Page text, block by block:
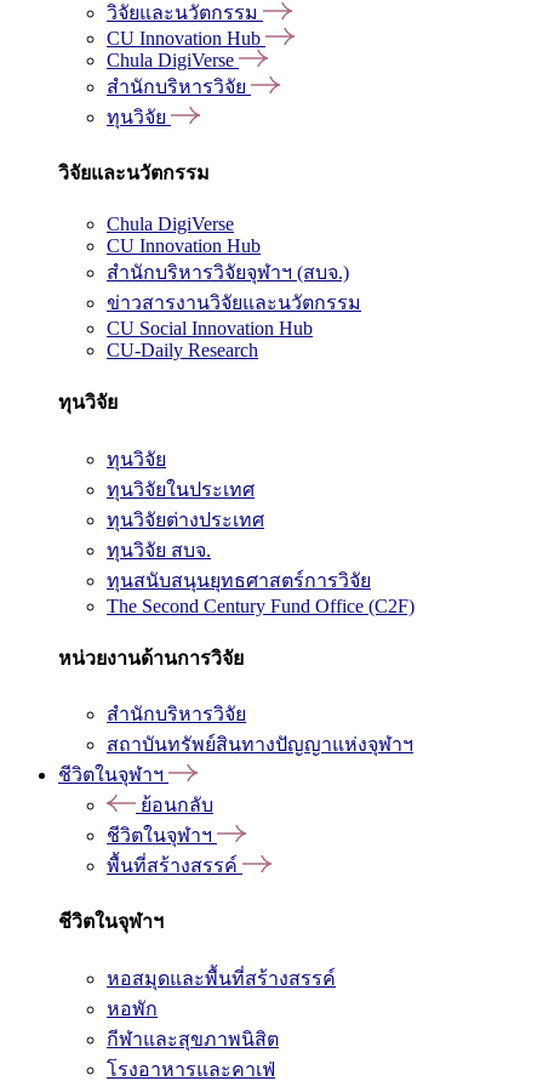
วิจัยและนวัตกรรม
CU Innovation Hub
Chula DigiVerse
สำนักบริหารวิจัย
ทุนวิจัย
วิจัยและนวัตกรรม
Chula DigiVerse
CU Innovation Hub
สำนักบริหารวิจัยจุฬาฯ (สบจ.)
ข่าวสารงานวิจัยและนวัตกรรม
CU Social Innovation Hub
CU-Daily Research
ทุนวิจัย
ทุนวิจัย
ทุนวิจัยในประเทศ
ทุนวิจัยต่างประเทศ
ทุนวิจัย สบจ.
ทุนสนับสนุนยุทธศาสตร์การวิจัย
The Second Century Fund Office (C2F)
หน่วยงานด้านการวิจัย
สำนักบริหารวิจัย
สถาบันทรัพย์สินทางปัญญาแห่งจุฬาฯ
ชีวิตในจุฬาฯ
ย้อนกลับ
ชีวิตในจุฬาฯ
พื้นที่สร้างสรรค์
ชีวิตในจุฬาฯ
หอสมุดและพื้นที่สร้างสรรค์
หอพัก
กีฬาและสุขภาพนิสิต
โรงอาหารและคาเฟ่